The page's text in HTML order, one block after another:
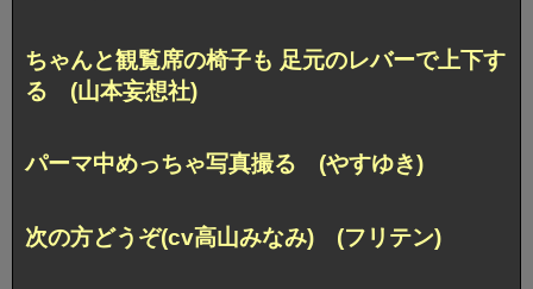
ちゃんと観覧席の椅子も 足元のレバーで上下す
る (山本妄想社)
パーマ中めっちゃ写真撮る (やすゆき)
次の方どうぞ(cv高山みなみ) (フリテン)